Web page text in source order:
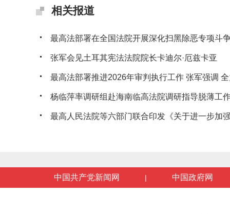
相关报道
最高法部署在全国法院开展深化扫黑除恶专项斗
张军会见土耳其宪法法院院长卡迪尔·厄兹卡亚
最高法部署推进2026年审判执行工作 张军强调
杨临萍率调研组赴海南临高法院调研指导脱薄工
最高人民法院等六部门联合印发《关于进一步加
中国共产党新闻网 | 中国政府网